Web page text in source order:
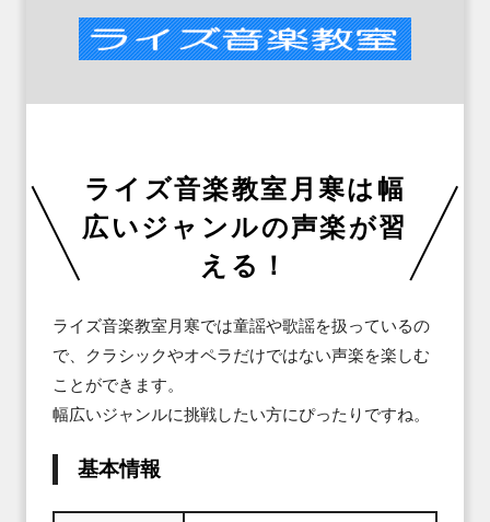
ライズ音楽教室月寒は幅
広いジャンルの声楽が習
える！
ライズ音楽教室月寒では童謡や歌謡を扱っているの
で、クラシックやオペラだけではない声楽を楽しむ
ことができます。
幅広いジャンルに挑戦したい方にぴったりですね。
基本情報